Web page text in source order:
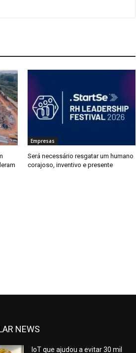
Empresas
Será necessário resgatar um humano
corajoso, inventivo e presente
NEWS
IoT que ajudou a evitar 30 mil